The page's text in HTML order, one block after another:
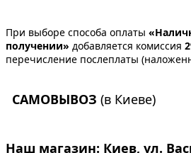
При выборе способа оплаты
получении» добавляется комиссия
перечисление послеплаты
САМОВЫВОЗ (в Киеве)
Наш магазин: Киев, ул.